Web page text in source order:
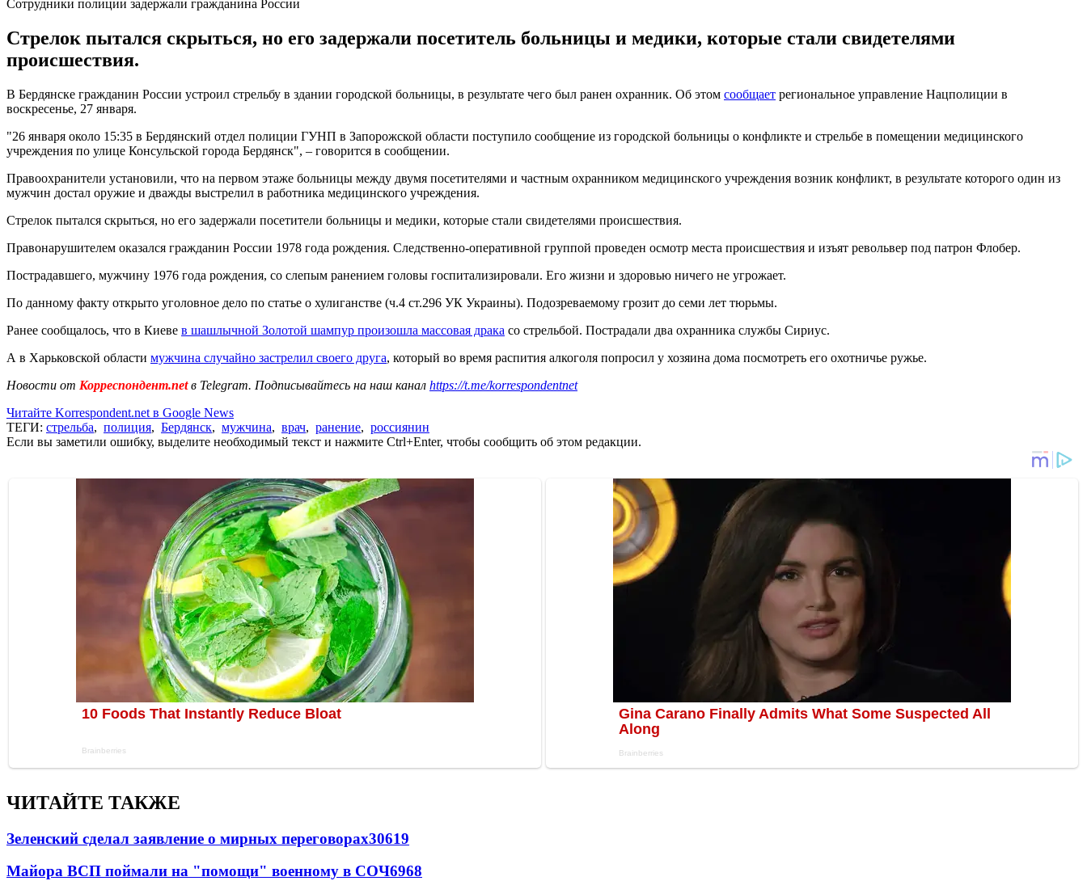
Сотрудники полиции задержали гражданина России
Стрелок пытался скрыться, но его задержали посетитель больницы и медики, которые стали свидетелями
происшествия.
В Бердянске гражданин России устроил стрельбу в здании городской больницы, в результате чего был ранен охранник. Об этом сообщает региональное управление Нацполиции в
воскресенье, 27 января.
"26 января около 15:35 в Бердянский отдел полиции ГУНП в Запорожской области поступило сообщение из городской больницы о конфликте и стрельбе в помещении медицинского
учреждения по улице Консульской города Бердянск", – говорится в сообщении.
Правоохранители установили, что на первом этаже больницы между двумя посетителями и частным охранником медицинского учреждения возник конфликт, в результате которого один из
мужчин достал оружие и дважды выстрелил в работника медицинского учреждения.
Стрелок пытался скрыться, но его задержали посетители больницы и медики, которые стали свидетелями происшествия.
Правонарушителем оказался гражданин России 1978 года рождения. Следственно-оперативной группой проведен осмотр места происшествия и изъят револьвер под патрон Флобер.
Пострадавшего, мужчину 1976 года рождения, со слепым ранением головы госпитализировали. Его жизни и здоровью ничего не угрожает.
По данному факту открыто уголовное дело по статье о хулиганстве (ч.4 ст.296 УК Украины). Подозреваемому грозит до семи лет тюрьмы.
Ранее сообщалось, что в Киеве в шашлычной Золотой шампур произошла массовая драка со стрельбой. Пострадали два охранника службы Сириус.
А в Харьковской области мужчина случайно застрелил своего друга, который во время распития алкоголя попросил у хозяина дома посмотреть его охотничье ружье.
Новости от Корреспондент.netв Telegram. Подписывайтесь на наш канал https://t.me/korrespondentnet
Читайте Korrespondent.net в Google News
ТЕГИ: стрельба, полиция, Бердянск, мужчина, врач, ранение, россиянин
Если вы заметили ошибку, выделите необходимый текст и нажмите Ctrl+Enter, чтобы сообщить об этом редакции.
ЧИТАЙТЕ ТАКЖЕ
Зеленский сделал заявление о мирных переговорах30619
Майора ВСП поймали на "помощи" военному в СОЧ6968